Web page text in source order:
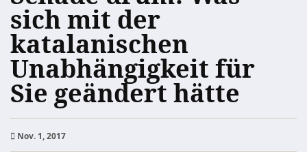
sich mit der
katalanischen
Unabhängigkeit für
Sie geändert hätte
Nov. 1, 2017